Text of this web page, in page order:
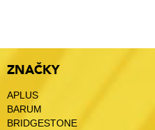
ZNAČKY
APLUS
BARUM
BRIDGESTONE